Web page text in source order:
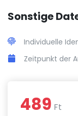
Sonstige
Individuelle
Zeitpunkt der
489 Ft